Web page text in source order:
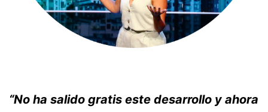
“No ha salido gratis este desarrollo y ahora